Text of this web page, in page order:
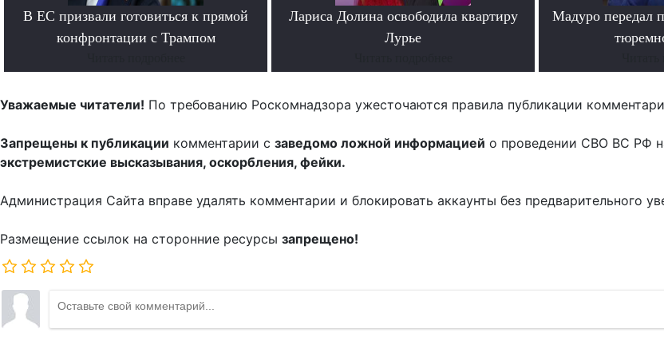
В ЕС призвали готовиться к прямой
конфронтации с Трампом
Лариса Долина освободила квартиру
Лурье
Мадуро передал
Уважаемые читатели! По требованию Роскомнадзора ужесточаются правила публикации
Запрещены к публикации комментарии с заведомо ложной информацией о проведении СВО ВС РФ
экстремистские высказывания, оскорбления, фейки.
Администрация Сайта вправе удалять комментарии и блокировать аккаунты без предварительного
Размещение ссылок на сторонние ресурсы запрещено!